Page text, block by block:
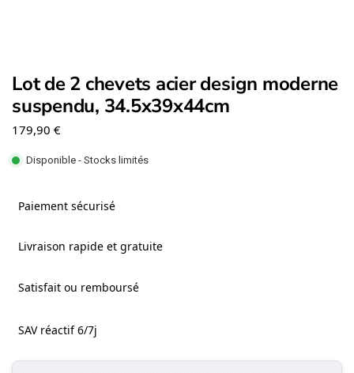
Lot de 2 chevets acier design moderne
suspendu, 34.5x39x44cm
179,90 €
Disponible - Stocks limités
Paiement sécurisé
Livraison rapide et gratuite
Satisfait ou remboursé
SAV réactif 6/7j